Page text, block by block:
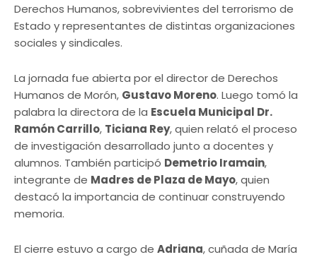
Derechos Humanos, sobrevivientes del terrorismo de
Estado y representantes de distintas organizaciones
sociales y sindicales.
La jornada fue abierta por el director de Derechos
Humanos de Morón, Gustavo Moreno. Luego tomó la
palabra la directora de la Escuela Municipal Dr.
Ramón Carrillo, Ticiana Rey, quien relató el proceso
de investigación desarrollado junto a docentes y
alumnos. También participó Demetrio Iramain,
integrante de Madres de Plaza de Mayo, quien
destacó la importancia de continuar construyendo
memoria.
El cierre estuvo a cargo de Adriana, cuñada de María